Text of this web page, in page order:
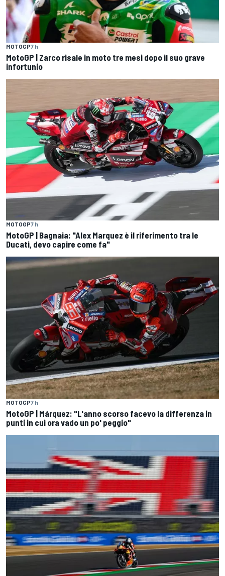
MOTOGP7 h
MotoGP | Zarco risale in moto tre mesi dopo il suo grave
infortunio
MOTOGP7 h
MotoGP | Bagnaia: "Alex Marquez è il riferimento tra le
Ducati, devo capire come fa"
MOTOGP7 h
MotoGP | Márquez: "L'anno scorso facevo la differenza in
punti in cui ora vado un po' peggio"